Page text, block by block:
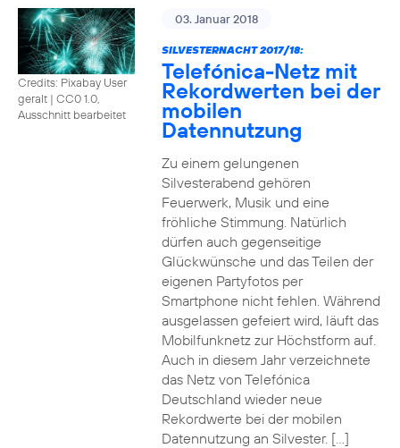
Credits: Pixabay User
geralt | CC0 1.0,
Ausschnitt bearbeitet
03. Januar 2018
SILVESTERNACHT 2017/18:
Telefónica-Netz mit
Rekordwerten bei der
mobilen
Datennutzung
Zu einem gelungenen
Silvesterabend gehören
Feuerwerk, Musik und eine
fröhliche Stimmung. Natürlich
dürfen auch gegenseitige
Glückwünsche und das Teilen der
eigenen Partyfotos per
Smartphone nicht fehlen. Während
ausgelassen gefeiert wird, läuft das
Mobilfunknetz zur Höchstform auf.
Auch in diesem Jahr verzeichnete
das Netz von Telefónica
Deutschland wieder neue
Rekordwerte bei der mobilen
Datennutzung an Silvester. […]